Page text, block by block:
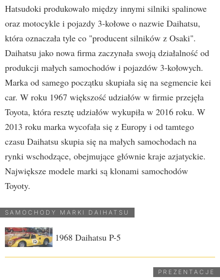
Hatsudoki produkowało między innymi silniki spalinowe
oraz motocykle i pojazdy 3-kołowe o nazwie Daihatsu,
która oznaczała tyle co "producent silników z Osaki".
Daihatsu jako nowa firma zaczynała swoją działalność od
produkcji małych samochodów i pojazdów 3-kołowych.
Marka od samego początku skupiała się na segmencie kei
car. W roku 1967 większość udziałów w firmie przejęła
Toyota, która resztę udziałów wykupiła w 2016 roku. W
2013 roku marka wycofała się z Europy i od tamtego
czasu Daihatsu skupia się na małych samochodach na
rynki wschodzące, obejmujące głównie kraje azjatyckie.
Największe modele marki są klonami samochodów
Toyoty.
SAMOCHODY MARKI DAIHATSU
1968Daihatsu P-5
PREZENTACJE